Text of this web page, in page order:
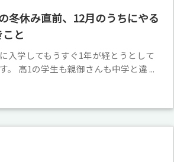
冬休み直前、12月のうちにやる
と
入学してもうすぐ1年が経とうとして
。 高1の学生も親御さんも中学と違 ...